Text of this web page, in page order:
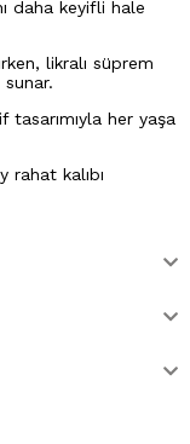
daha keyifli hale
likralı süprem
her yaşa
rahat kalıbı